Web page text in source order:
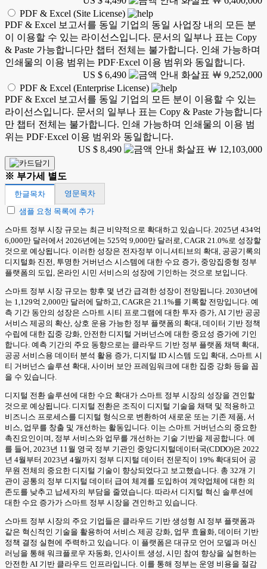
PDF & Excel (Site License)
PDF & Excel 보고서를 동일 기업의 동일 사업장 내의 모든 분
이 이용할 수 있는 라이선스입니다. 문서의 일부나 표는 Copy
& Paste 가능합니다만 챕터 전체는 불가합니다. 인쇄 가능하며
인쇄물의 이용 범위는 PDF·Excel 이용 범위와 동일합니다.
US $ 6,490
￦ 9,252,000
PDF & Excel (Enterprise License)
PDF & Excel 보고서를 동일 기업의 모든 분이 이용할 수 있는
라이선스입니다. 문서의 일부나 표는 Copy & Paste 가능합니다
만 챕터 전체는 불가합니다. 인쇄 가능하며 인쇄물의 이용 범
위는 PDF·Excel 이용 범위와 동일합니다.
US $ 8,490
￦ 12,103,000
※ 부가세 별도
한글목차
영문목차
샘플 요청 목록에 추가
스마트 정부 시장 규모는 최근 비약적으로 확대하고 있습니다. 2025년 434억
6,000만 달러에서 2026년에는 525억 9,000만 달러로, CAGR 21.0%로 성장할
것으로 예상됩니다. 이러한 성장은 전자정부 이니셔티브의 확대, 공공기록의
디지털화 진전, 투명한 거버넌스 시스템에 대한 수요 증가, 중앙집중형 정부
플랫폼의 도입, 온라인 시민 서비스의 성장에 기인하는 것으로 보입니다.
스마트 정부 시장 규모는 향후 몇 년간 급격한 성장이 전망됩니다. 2030년에
는 1,129억 2,000만 달러에 달하고, CAGR은 21.1%를 기록할 전망입니다. 예
측 기간 동안의 성장은 스마트 시티 프로그램에 대한 투자 증가, AI 기반 공공
서비스 제공의 확산, 상호 운용 가능한 정부 플랫폼의 확대, 데이터 기반 정책
수립에 대한 집중 강화, 안전한 디지털 거버넌스에 대한 중요성 증가에 기인
합니다. 예측 기간의 주요 동향으로는 클라우드 기반 정부 플랫폼 채택 확대,
공공 서비스용 데이터 분석 활용 증가, 디지털 ID 시스템 도입 확대, 스마트 시
티 거버넌스 솔루션 확대, 사이버 보안 프레임워크에 대한 집중 강화 등을 꼽
을 수 있습니다.
디지털 전환 솔루션에 대한 수요 확대가 스마트 정부 시장의 성장을 견인할
것으로 예상됩니다. 디지털 전환은 조직이 디지털 기술을 채택 및 적용하고
비즈니스 프로세스를 디지털 형식으로 변환하여 새로운 또는 기존 제품, 서
비스, 업무를 창출 및 개선하는 활동입니다. 이는 스마트 거버넌스의 중요한
촉진요인이며, 정부 서비스와 업무를 개선하는 기술 기반을 제공합니다. 예
를 들어, 2023년 11월 영국 정부 기관인 중앙디지털데이터국(CDDO)은 2022
년 4월부터 2023년 4월까지 정부 디지털 데이터 전문직이 19% 확대되어 공
무원 전체의 중요한 디지털 기술이 향상되었다고 보고했습니다. 총 32개 기
관이 공통의 정부 디지털 데이터 급여 체계를 도입하여 계약업체에 대한 의
존도를 낮추고 납세자의 부담을 줄였습니다. 따라서 디지털 혁신 솔루션에
대한 수요 증가가 스마트 정부 시장을 견인하고 있습니다.
스마트 정부 시장의 주요 기업들은 클라우드 기반 생성형 AI 정부 플랫폼과
같은 혁신적인 기술을 활용하여 서비스 제공 강화, 업무 효율화, 데이터 기반
정책 결정 실현에 주력하고 있습니다. 이 플랫폼은 대규모 언어 모델과 머신
러닝을 통해 워크플로우 자동화, 인사이트 생성, 시민 참여 향상을 실현하는
안전한 AI 기반 클라우드 인프라입니다. 이를 통해 정부는 운영 비용을 절감